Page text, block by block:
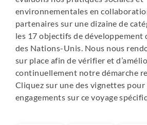
souvent payant.
Veuillez prévoir de l'argent liquide
dépenses sur place : la plupart
n'acceptent pas la carte bancaire.
environnementales en
partenaires sur une dizaine de
les 17 objectifs de développement
des Nations-Unis. Nous nous
sur place afin de vérifier et
continuellement notre démarche
Cliquez sur une des vignettes
engagements sur ce voyage